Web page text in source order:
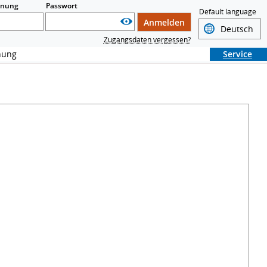
Passwort
Anmelden
Zugangsdaten vergessen?
Default language
Service